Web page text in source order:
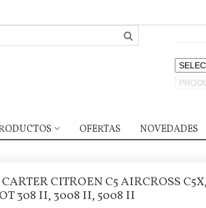
OFERTAS NOVEDADES
CITROEN C5 AIRCROSS C5X,
308 II, 3008 II, 5008 II